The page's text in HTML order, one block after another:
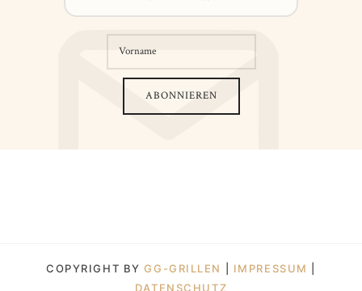
COPYRIGHT BYGG-GRILLEN IMPRESSUM
DATENSCHUTZ